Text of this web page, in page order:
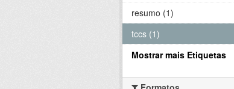
resumo (1)
tccs (1)
Mostrar mais Etiquetas